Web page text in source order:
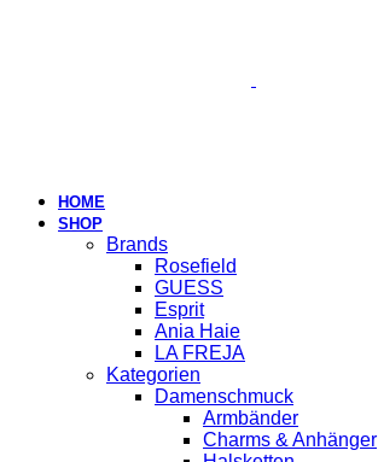
HOME
SHOP
Brands
Rosefield
GUESS
Esprit
Ania Haie
LA FREJA
Kategorien
Damenschmuck
Armbänder
Charms & Anhänger